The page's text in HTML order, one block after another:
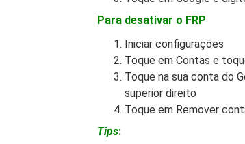
Para desativar o FRP
Iniciar configurações
Toque em Contas e
Toque na sua conta do
superior direito
Toque em Remover
Tips: